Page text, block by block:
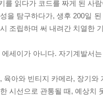
를 읽다가 코드를 짜게 된 사
을 탐구하다가, 생후 200일
조립하며 써 내려간 치열한
에세이가 아니다. 자기계발서
육아와 빈티지 카메라, 장기
시선으로 관통될 때, 예상치